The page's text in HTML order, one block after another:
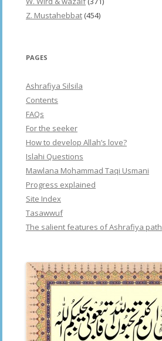
Z. Mustahebbat (454)
PAGES
Ashrafiya Silsila
Contents
FAQs
For the seeker
How to develop Allah’s love?
Islahi Questions
Mawlana Mohammad Taqi Usmani
Progress explained
Site Index
Tasawwuf
The salient features of Ashrafiya path